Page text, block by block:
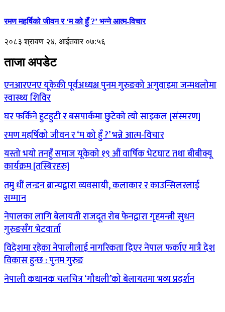
रमण महर्षिको जीवन र ‘म को हुँ ?’ भन्ने आत्म-विचार
२०८३ श्रावण २४, आईतवार ०७:५६
ताजा अपडेट
एनआरएनए यूकेकी पूर्वअध्यक्ष पुनम गुरुङको अगुवाइमा जन्मथलोमा
स्वास्थ्य शिविर
घर फर्किने हुटहुटी र बसपार्कमा छुटेको त्यो साइकल [संस्मरण]
रमण महर्षिको जीवन र ‘म को हुँ ?’ भन्ने आत्म-विचार
यस्तो भयो तनहुँ समाज यूकेको १९ औं वार्षिक भेटघाट तथा बीबीक्यू
कार्यक्रम [तस्बिरहरु]
तमु धीं लन्डन ब्रान्चद्वारा व्यवसायी, कलाकार र काउन्सिलरलाई
सम्मान
नेपालका लागि बेलायती राजदूत रोब फेनद्वारा गृहमन्त्री सुधन
गुरुङसँग भेटवार्ता
विदेशमा रहेका नेपालीलाई नागरिकता दिएर नेपाल फर्काए मात्रै देश
विकास हुन्छ : पुनम गुरुङ
नेपाली कथानक चलचित्र ‘गौथली’को बेलायतमा भव्य प्रदर्शन